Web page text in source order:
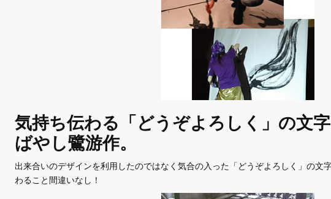
気持ち伝わる「どうぞよろしく」の文
ばやし鷺游作。
出来合いのデザインを利用したのではなく気合の入った「どうぞよろしく」の文
わること間違いなし！